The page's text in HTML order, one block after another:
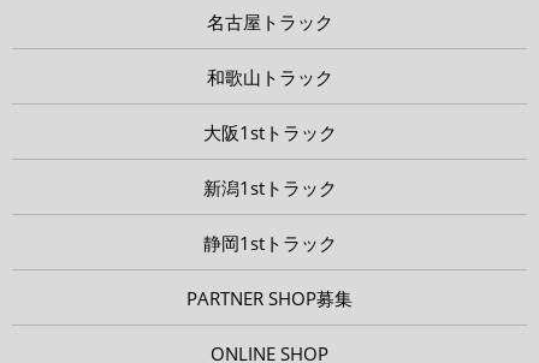
名古屋トラック
和歌山トラック
大阪1stトラック
新潟1stトラック
静岡1stトラック
PARTNER SHOP募集
ONLINE SHOP